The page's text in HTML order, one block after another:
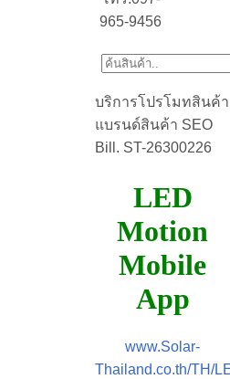
965-9456
บริการโปรโมทสินค้า
แบรนด์สินค้า SEO
Bill. ST-26300226
LED
Motion
Mobile
App
www.Solar-
Thailand.co.th/TH/